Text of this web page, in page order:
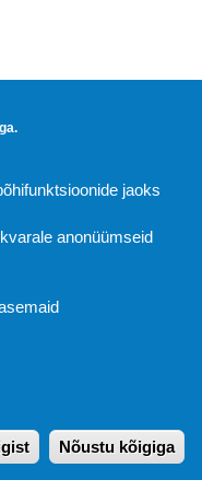
OÜ © 2020
korrus), Tallinn
jaoks
anonüümseid
Nõustu kõigiga